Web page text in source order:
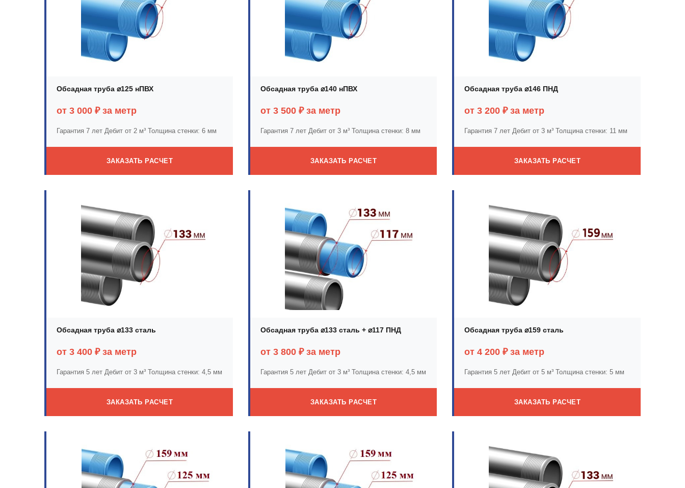
Обсадная труба ⌀125 нПВХ
от 3 000 ₽ за метр
Гарантия 7 лет Дебит от 2 м³ Толщина стенки: 6 мм
ЗАКАЗАТЬ РАСЧЕТ
Обсадная труба ⌀140 нПВХ
от 3 500 ₽ за метр
Гарантия 7 лет Дебит от 3 м³ Толщина стенки: 8 мм
ЗАКАЗАТЬ РАСЧЕТ
Обсадная труба ⌀146 ПНД
от 3 200 ₽ за метр
Гарантия 7 лет Дебит от 3 м³ Толщина стенки: 11 мм
ЗАКАЗАТЬ РАСЧЕТ
Обсадная труба ⌀133 сталь
от 3 400 ₽ за метр
Гарантия 5 лет Дебит от 3 м³ Толщина стенки: 4,5 мм
ЗАКАЗАТЬ РАСЧЕТ
Обсадная труба ⌀133 сталь + ⌀117 ПНД
от 3 800 ₽ за метр
Гарантия 5 лет Дебит от 3 м³ Толщина стенки: 4,5 мм
ЗАКАЗАТЬ РАСЧЕТ
Обсадная труба ⌀159 сталь
от 4 200 ₽ за метр
Гарантия 5 лет Дебит от 5 м³ Толщина стенки: 5 мм
ЗАКАЗАТЬ РАСЧЕТ